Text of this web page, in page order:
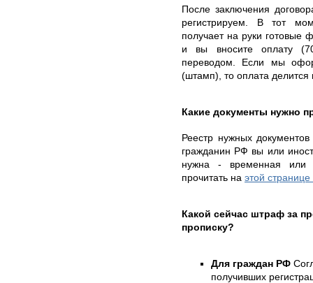
После заключения
регистрируем. В тот
получает на руки
и вы вносите оплату
переводом. Если мы
(штамп), то оплата делится
Какие документы нужно
Реестр нужных документов
гражданин РФ вы или
нужна - временная или
прочитать на этой странице
Какой сейчас штраф за
прописку?
Для граждан РФ
получивших